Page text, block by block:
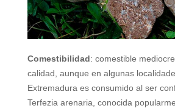
Comestibilidad: comestible
calidad, aunque en algunas
Extremadura es consumido al ser
Terfezia arenaria, conocida